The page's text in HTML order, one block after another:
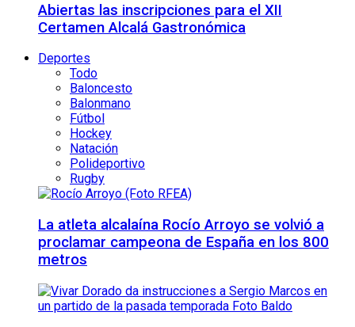
Abiertas las inscripciones para el XII
Certamen Alcalá Gastronómica
Deportes
Todo
Baloncesto
Balonmano
Fútbol
Hockey
Natación
Polideportivo
Rugby
La atleta alcalaína Rocío Arroyo se volvió a
proclamar campeona de España en los 800
metros